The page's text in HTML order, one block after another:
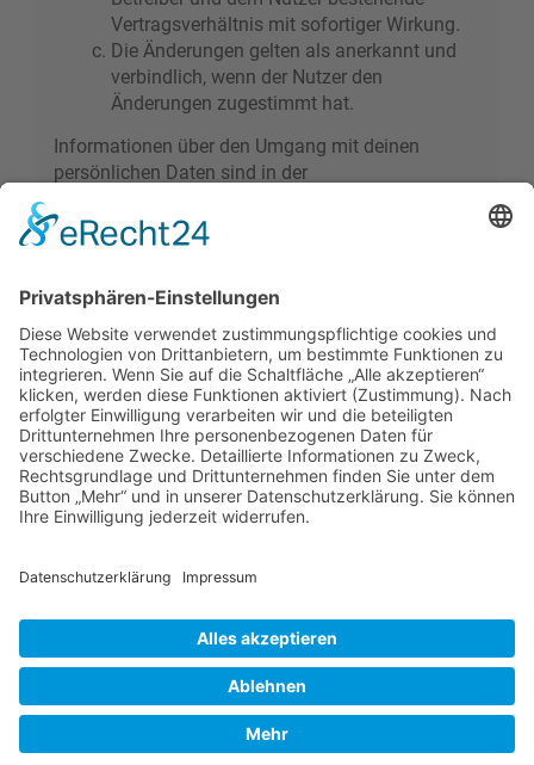
Vertragsverhältnis mit sofortiger Wirkung.
Die Änderungen gelten als anerkannt und
verbindlich, wenn der Nutzer den
Änderungen zugestimmt hat.
Informationen über den Umgang mit deinen
persönlichen Daten sind in der
Foren-Übersicht Alle Zeiten sindUTC+02:00
• Design by
Datenschutz•Impressum